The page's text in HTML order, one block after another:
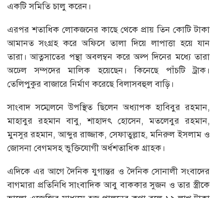
একটি সমিতি চালু করেন।
এরপর শতাধিক লোকজনের কাছে থেকে প্রায় তিন কোটি টাকা
আমানত সংগ্রহ করে অফিসে তালা দিয়ে লাপাত্তা হয়ে যান
তারা। আত্নসাতের পন্থা অবলম্বন করে অল্প দিনের মধ্যে তারা
অঢেল সম্পদের মালিক হয়েছেন। কিনেছে পাঁচটি ট্রাক।
তেলিপুকুর বাজারে নির্মাণ করেছে বিলাসবহুল বাড়ি।
সাংবাদ সম্মেলনে উপস্থিত ছিলেন অধ্যাপক হাবিবুর রহমান,
মাহাবুর রহমান বাবু, শাহাদৎ হোসেন, মতলেবুর রহমান,
মুনসুর রহমান, আব্দুর রাজ্জাক, সেফাতুল্লাহ, মনিরুল ইসলাম ও
জোসনা বেগমসহ ভুক্তিযোগী অর্ধশতাধিক গ্রাহক।
এদিকে এর আগে দৈনিক যুগান্তর ও দৈনিক সোনালী সংবাদের
বাগমারা প্রতিনিধি সাংবাদিক আবু বাককার সুজন ও তার স্ত্রীকে